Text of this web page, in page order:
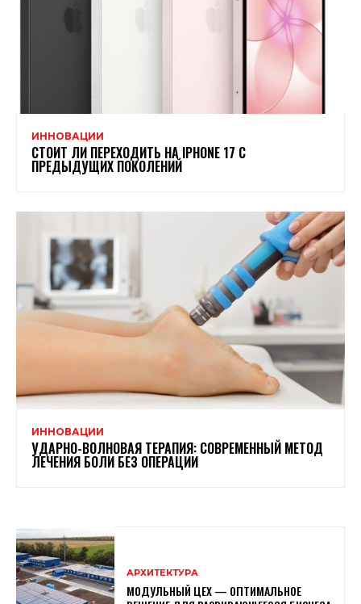
ИННОВАЦИИ
СТОИТ ЛИ ПЕРЕХОДИТЬ НА IPHONE 17 С
ПРЕДЫДУЩИХ ПОКОЛЕНИЙ
ИННОВАЦИИ
УДАРНО-ВОЛНОВАЯ ТЕРАПИЯ: СОВРЕМЕННЫЙ МЕТОД
ЛЕЧЕНИЯ БОЛИ БЕЗ ОПЕРАЦИИ
АРХИТЕКТУРА
МОДУЛЬНЫЙ ЦЕХ — ОПТИМАЛЬНОЕ